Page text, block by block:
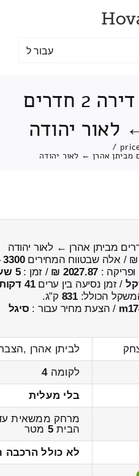
עבור ל
מחירון הובלת דירה 2 חדרים
לאור יהודה
/
₪ / אלה שבטווח המחירים3300
:
2027.87 ₪ / זמן :5 שעות 1 דקות
/ זמן נסיעה בין ערים41 דקות
הכולל:831 ק”ג.
/ הצעת מחיר עבור : סיגל
לביתן אהרן
לקומה4
בלי מעלית
מרחק ממשאית
הבית5 מטר
לא כולל הרכבה